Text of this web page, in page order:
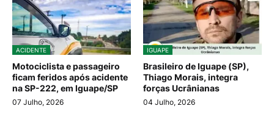
ACIDENTE
Motociclista e passageiro
ficam feridos após acidente
na SP-222, em Iguape/SP
07 Julho, 2026
IGUAPE
Brasileiro de Iguape (SP),
Thiago Morais, integra
forças Ucrânianas
04 Julho, 2026